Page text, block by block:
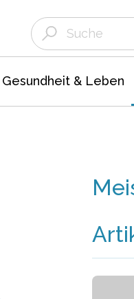
Gesundheit & Leben